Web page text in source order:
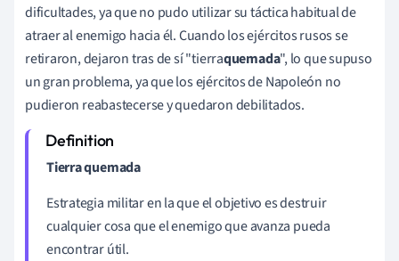
dificultades, ya que no pudo utilizar su táctica habitual de
atraer al enemigo hacia él. Cuando los ejércitos rusos se
retiraron, dejaron tras de sí "tierraquemada", lo que supuso
un gran problema, ya que los ejércitos de Napoleón no
pudieron reabastecerse y quedaron debilitados.
Tierra quemada
Estrategia militar en la que el objetivo es destruir
cualquier cosa que el enemigo que avanza pueda
encontrar útil.